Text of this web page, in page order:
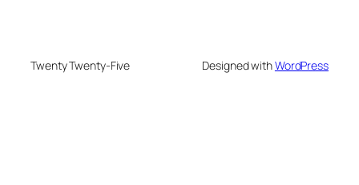
Twenty Twenty-Five Designed withWordPress